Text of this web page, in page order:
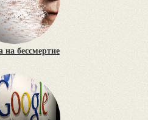
на бессмертие